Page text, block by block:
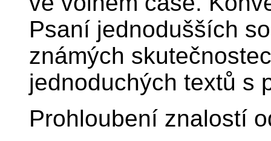
Psaní jednodušších
známých
jednoduchých textů s
Prohloubení znalostí